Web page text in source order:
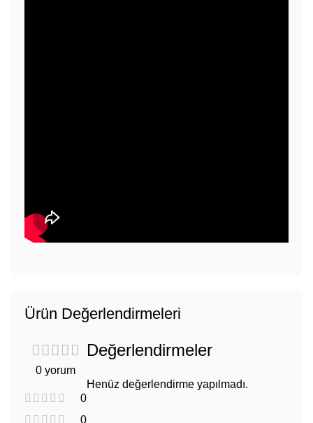
Ürün Değerlendirmeleri
0 yorum
0
0
Değerlendirmeler
Henüz değerlendirme yapılmadı.